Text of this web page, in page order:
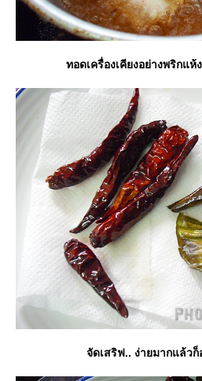
ทอดเครื่องเคียงอย่างพริกแห้
จัดเสริฟ.. ง่ายมากแล้วก็